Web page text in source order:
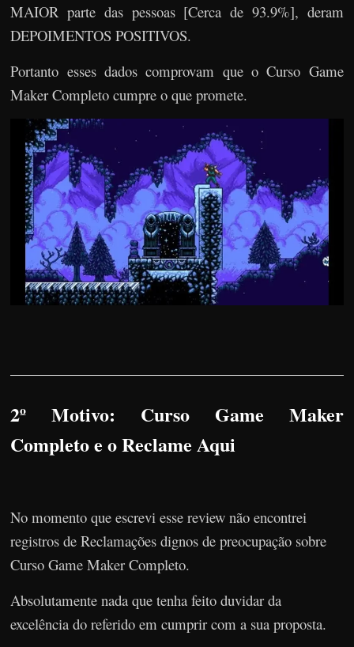
MAIOR parte das pessoas [Cerca de 93.9%], deram
DEPOIMENTOS POSITIVOS.
Portanto esses dados comprovam que o Curso Game
Maker Completo cumpre o que promete.
2º Motivo: Curso Game Maker
Completo e o Reclame Aqui
No momento que escrevi esse review não encontrei
registros de Reclamações dignos de preocupação sobre
Curso Game Maker Completo.
Absolutamente nada que tenha feito duvidar da
excelência do referido em cumprir com a sua proposta.